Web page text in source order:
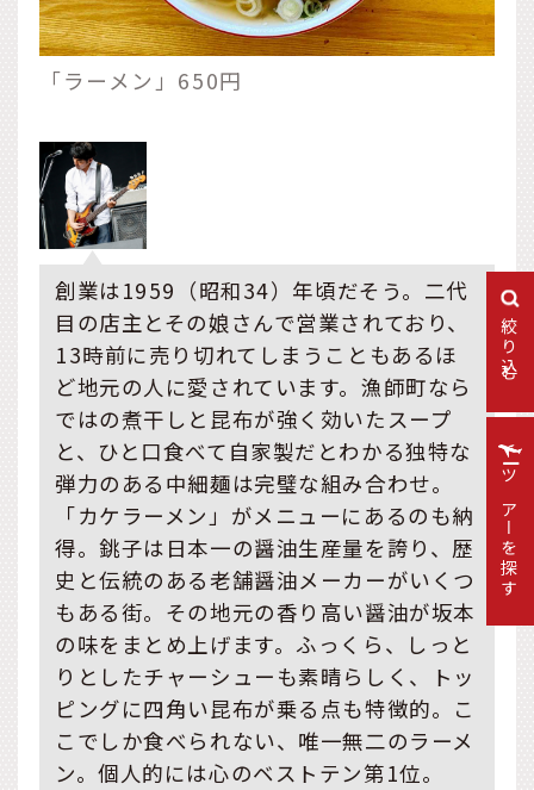
絞り込む
「ラーメン」650円
創業は1959（昭和34）年頃だそう。二代
目の店主とその娘さんで営業されており、
13時前に売り切れてしまうこともあるほ
ど地元の人に愛されています。漁師町なら
ではの煮干しと昆布が強く効いたスープ
と、ひと口食べて自家製だとわかる独特な
弾力のある中細麺は完璧な組み合わせ。
「カケラーメン」がメニューにあるのも納
得。銚子は日本一の醤油生産量を誇り、歴
史と伝統のある老舗醤油メーカーがいくつ
もある街。その地元の香り高い醤油が坂本
の味をまとめ上げます。ふっくら、しっと
りとしたチャーシューも素晴らしく、トッ
ピングに四角い昆布が乗る点も特徴的。こ
こでしか食べられない、唯一無二のラーメ
ン。個人的には心のベストテン第1位。
ツアーを探す